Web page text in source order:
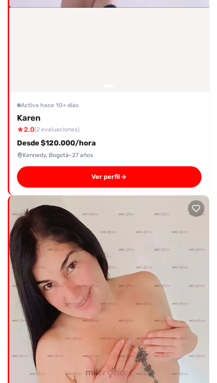
Activa hace 10+ días
Karen
2.0(2 evaluaciones)
Desde $120.000/hora
Kennedy, Bogotá· 27 años
Ver perfil